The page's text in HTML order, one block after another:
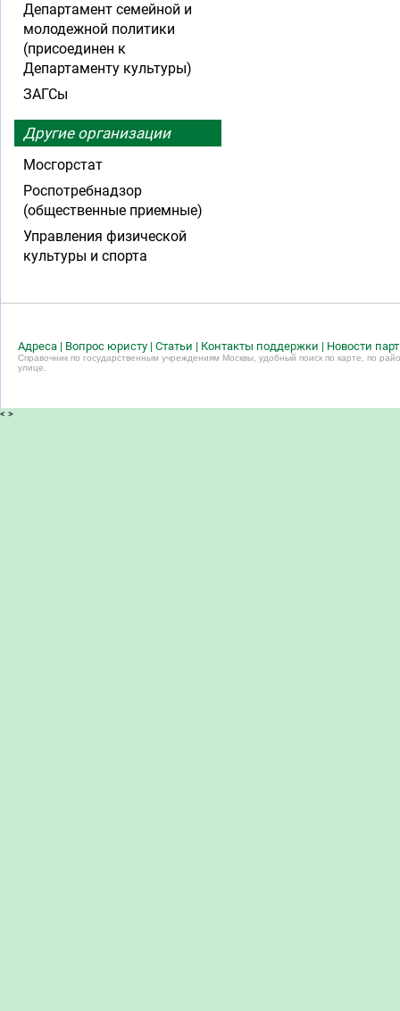
Департамент семейной и
молодежной политики
(присоединен к
Департаменту культуры)
ЗАГСы
Другие организации
Мосгорстат
Роспотребнадзор
(общественные приемные)
Управления физической
культуры и спорта
Адреса | Вопрос юристу | Статьи | Контакты поддержки | Новости
Справочник по государственным учреждениям Москвы, удобный поиск по карте, по
улице.
< >